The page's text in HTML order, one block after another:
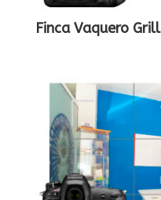
Finca Vaquero Grill